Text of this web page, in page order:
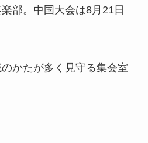
部。中国大会は8月21日
かたが多く見守る集会室